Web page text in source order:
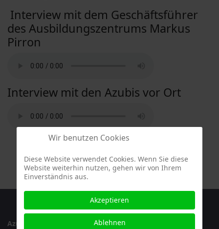
Interview mit dem Geschäftsführer
des Ausbildungszentrums Markus
Pirron
Interview mit den Azubis vor Ort
Azubi am Bau
Wir benutzen Cookies
Diese Website verwendet Cookies. Wenn Sie diese
Website weiterhin nutzen, gehen wir von Ihrem
Einverständnis aus.
Akzeptieren
Ablehnen